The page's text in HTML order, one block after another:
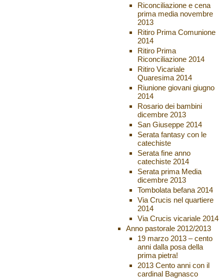
Riconciliazione e cena
prima media novembre
2013
Ritiro Prima Comunione
2014
Ritiro Prima
Riconciliazione 2014
Ritiro Vicariale
Quaresima 2014
Riunione giovani giugno
2014
Rosario dei bambini
dicembre 2013
San Giuseppe 2014
Serata fantasy con le
catechiste
Serata fine anno
catechiste 2014
Serata prima Media
dicembre 2013
Tombolata befana 2014
Via Crucis nel quartiere
2014
Via Crucis vicariale 2014
Anno pastorale 2012/2013
19 marzo 2013 – cento
anni dalla posa della
prima pietra!
2013 Cento anni con il
cardinal Bagnasco